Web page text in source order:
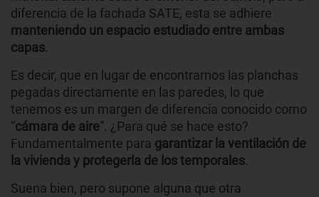
diferencia de la fachada SATE, esta se adhiere
manteniendo un espacio estudiado entre ambas
capas.
Es decir, que en lugar de encontrarnos las planchas
pegadas directamente en las paredes, lo que
tenemos es un margen de diferencia conocido como
“cámara de aire”. ¿Para qué se hace esto?
Fundamentalmente para garantizar la ventilación de
la vivienda y protegerla de los temporales.
Suena bien, pero supone alguna que otra